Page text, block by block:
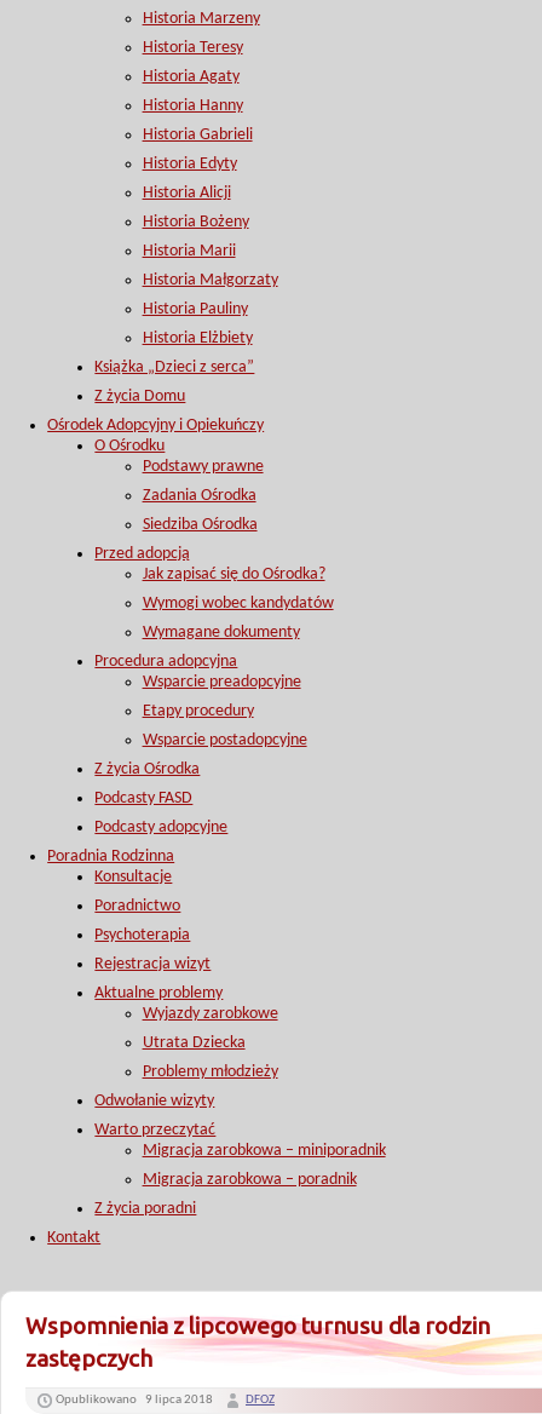
Historia Marzeny
Historia Teresy
Historia Agaty
Historia Hanny
Historia Gabrieli
Historia Edyty
Historia Alicji
Historia Bożeny
Historia Marii
Historia Małgorzaty
Historia Pauliny
Historia Elżbiety
Książka „Dzieci z serca”
Z życia Domu
Ośrodek Adopcyjny i Opiekuńczy
O Ośrodku
Podstawy prawne
Zadania Ośrodka
Siedziba Ośrodka
Przed adopcją
Jak zapisać się do Ośrodka?
Wymogi wobec kandydatów
Wymagane dokumenty
Procedura adopcyjna
Wsparcie preadopcyjne
Etapy procedury
Wsparcie postadopcyjne
Z życia Ośrodka
Podcasty FASD
Podcasty adopcyjne
Poradnia Rodzinna
Konsultacje
Poradnictwo
Psychoterapia
Rejestracja wizyt
Aktualne problemy
Wyjazdy zarobkowe
Utrata Dziecka
Problemy młodzieży
Odwołanie wizyty
Warto przeczytać
Migracja zarobkowa – miniporadnik
Migracja zarobkowa – poradnik
Z życia poradni
Kontakt
Wspomnienia z lipcowego turnusu dla rodzin
zastępczych
Opublikowano 9 lipca 2018 DFOZ